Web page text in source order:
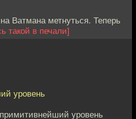
Ватмана метнуться. Теперь
такой в печали]
уровень
уровень